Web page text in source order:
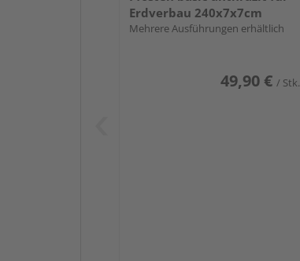
Erdverbau 240x7x7cm
Mehrere Ausführungen erhältlich
49,90 € / Stk.